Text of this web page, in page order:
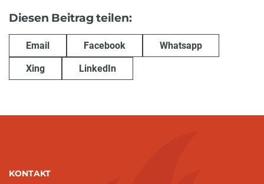
Diesen Beitrag teilen:
Email Facebook Whatsapp
Xing LinkedIn
KONTAKT